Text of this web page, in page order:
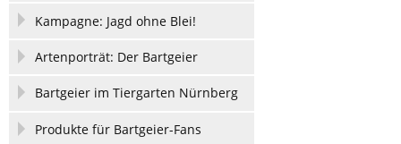
Kampagne: Jagd ohne Blei!
Artenporträt: Der Bartgeier
Bartgeier im Tiergarten Nürnberg
Produkte für Bartgeier-Fans